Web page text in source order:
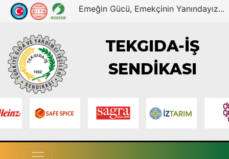
Emeğin Gücü, Emekçinin Yanındayız...
TEKGIDA-İŞ
SENDİKASI